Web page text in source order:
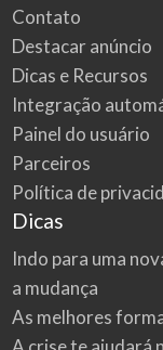
Contato
Destacar anúncio
Dicas e Recursos
Integração
Painel do usuário
Parceiros
Política de
Dicas
Indo para uma
a mudança
As melhores